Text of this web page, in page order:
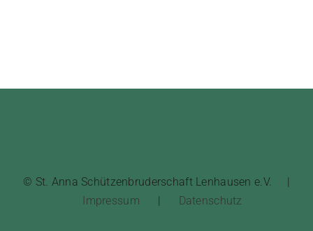
© St. Anna Schützenbruderschaft Lenhausen e.V. |
Impressum | Datenschutz